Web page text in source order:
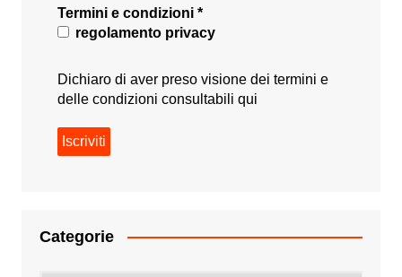
Termini e condizioni *
regolamento privacy
Dichiaro di aver preso visione dei termini e
delle condizioni consultabili qui
Categorie